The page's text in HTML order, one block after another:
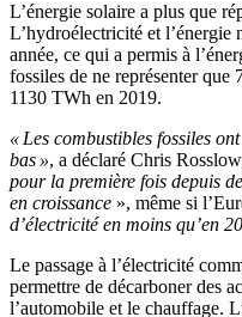
L’énergie solaire a plus que
L’hydroélectricité et l’énergie
année, ce qui a permis à
fossiles de ne représenter
1130 TWh en 2019.
« Les combustibles fossiles
bas », a déclaré Chris
pour la première fois depuis
en croissance », même si
d’électricité en moins qu’en
Le passage à l’électricité
permettre de décarboner des
l’automobile et le chauffage.